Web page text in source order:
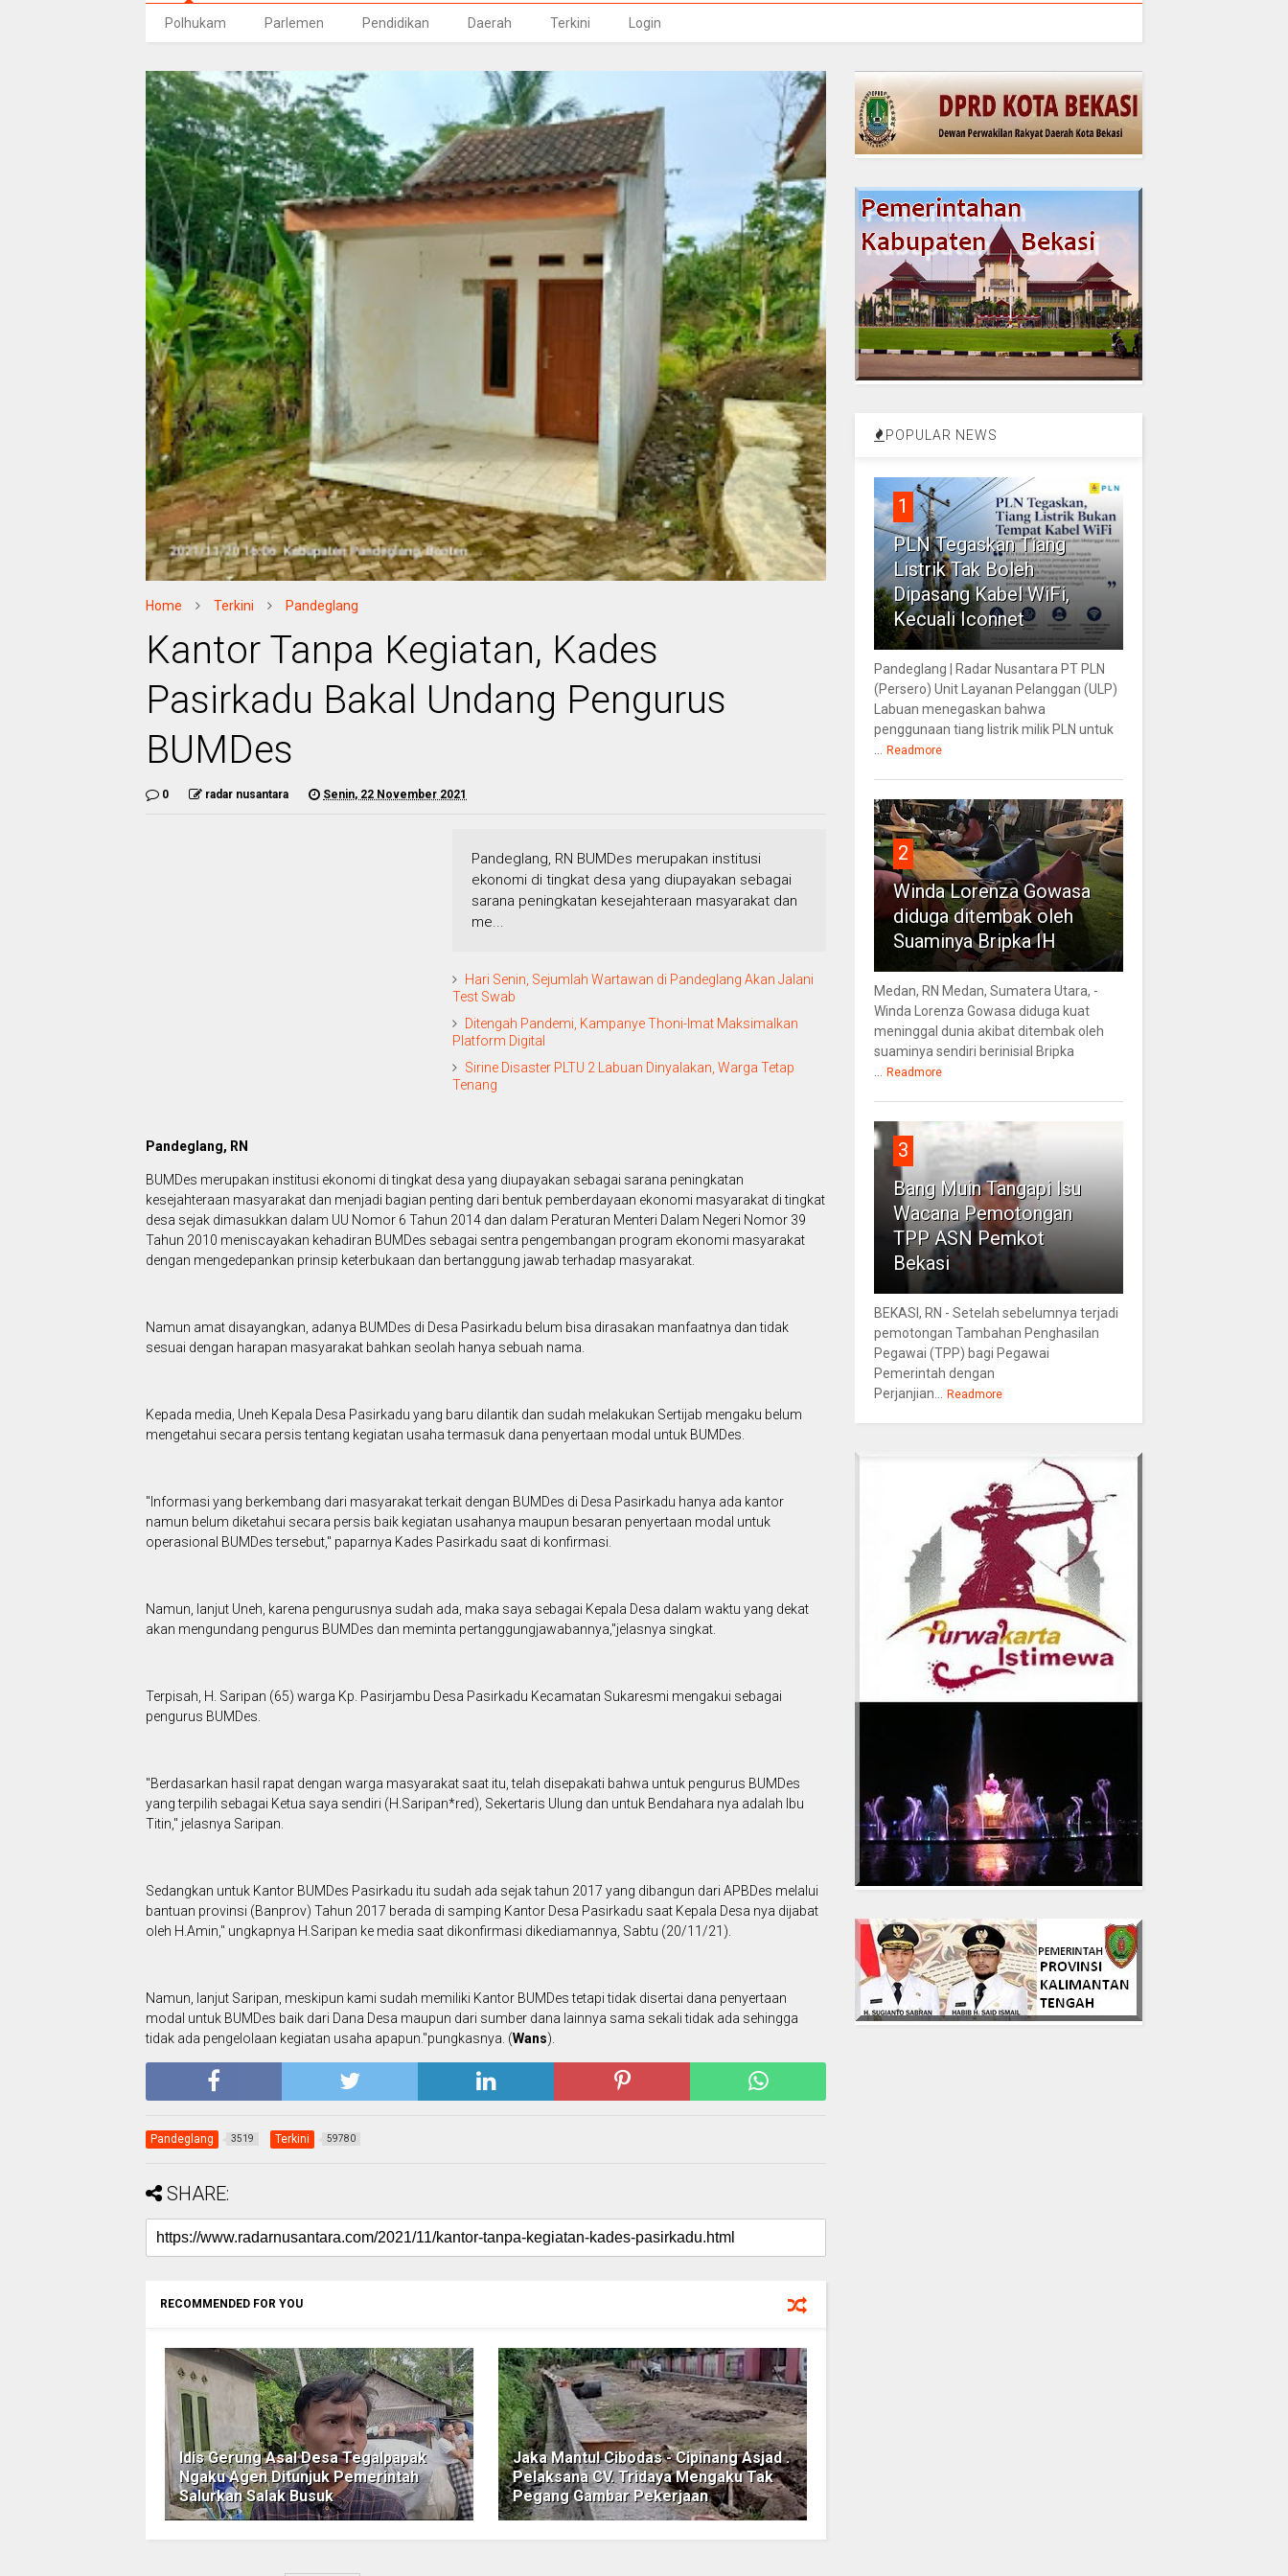
Polhukam Parlemen Pendidikan Daerah Terkini Login
Home Terkini Pandeglang
Kantor Tanpa Kegiatan, Kades
Pasirkadu Bakal Undang Pengurus
BUMDes
0 radar nusantara Senin, 22 November 2021
Pandeglang, RN BUMDes merupakan institusi
ekonomi di tingkat desa yang diupayakan sebagai
sarana peningkatan kesejahteraan masyarakat dan
me...
Hari Senin, Sejumlah Wartawan di Pandeglang Akan Jalani
Test Swab
Ditengah Pandemi, Kampanye Thoni-Imat Maksimalkan
Platform Digital
Sirine Disaster PLTU 2 Labuan Dinyalakan, Warga Tetap
Tenang
Pandeglang, RN
BUMDes merupakan institusi ekonomi di tingkat desa yang diupayakan sebagai sarana peningkatan
kesejahteraan masyarakat dan menjadi bagian penting dari bentuk pemberdayaan ekonomi masyarakat di tingkat
desa sejak dimasukkan dalam UU Nomor 6 Tahun 2014 dan dalam Peraturan Menteri Dalam Negeri Nomor 39
Tahun 2010 meniscayakan kehadiran BUMDes sebagai sentra pengembangan program ekonomi masyarakat
dengan mengedepankan prinsip keterbukaan dan bertanggung jawab terhadap masyarakat.
Namun amat disayangkan, adanya BUMDes di Desa Pasirkadu belum bisa dirasakan manfaatnya dan tidak
sesuai dengan harapan masyarakat bahkan seolah hanya sebuah nama.
Kepada media, Uneh Kepala Desa Pasirkadu yang baru dilantik dan sudah melakukan Sertijab mengaku belum
mengetahui secara persis tentang kegiatan usaha termasuk dana penyertaan modal untuk BUMDes.
"Informasi yang berkembang dari masyarakat terkait dengan BUMDes di Desa Pasirkadu hanya ada kantor
namun belum diketahui secara persis baik kegiatan usahanya maupun besaran penyertaan modal untuk
operasional BUMDes tersebut," paparnya Kades Pasirkadu saat di konfirmasi.
Namun, lanjut Uneh, karena pengurusnya sudah ada, maka saya sebagai Kepala Desa dalam waktu yang dekat
akan mengundang pengurus BUMDes dan meminta pertanggungjawabannya,"jelasnya singkat.
Terpisah, H. Saripan (65) warga Kp. Pasirjambu Desa Pasirkadu Kecamatan Sukaresmi mengakui sebagai
pengurus BUMDes.
"Berdasarkan hasil rapat dengan warga masyarakat saat itu, telah disepakati bahwa untuk pengurus BUMDes
yang terpilih sebagai Ketua saya sendiri (H.Saripan*red), Sekertaris Ulung dan untuk Bendahara nya adalah Ibu
Titin," jelasnya Saripan.
Sedangkan untuk Kantor BUMDes Pasirkadu itu sudah ada sejak tahun 2017 yang dibangun dari APBDes melalui
bantuan provinsi (Banprov) Tahun 2017 berada di samping Kantor Desa Pasirkadu saat Kepala Desa nya dijabat
oleh H.Amin," ungkapnya H.Saripan ke media saat dikonfirmasi dikediamannya, Sabtu (20/11/21).
Namun, lanjut Saripan, meskipun kami sudah memiliki Kantor BUMDes tetapi tidak disertai dana penyertaan
modal untuk BUMDes baik dari Dana Desa maupun dari sumber dana lainnya sama sekali tidak ada sehingga
tidak ada pengelolaan kegiatan usaha apapun."pungkasnya. (Wans).
Pandeglang 3519 Terkini 59780
SHARE:
RECOMMENDED FOR YOU
Idis Gerung Asal Desa Tegalpapak
Ngaku Agen Ditunjuk Pemerintah
Salurkan Salak Busuk
Jaka Mantul Cibodas - Cipinang Asjad .
Pelaksana CV. Tridaya Mengaku Tak
Pegang Gambar Pekerjaan
POPULAR NEWS
1
PLN Tegaskan Tiang
Listrik Tak Boleh
Dipasang Kabel WiFi,
Kecuali Iconnet
Pandeglang | Radar Nusantara PT PLN
(Persero) Unit Layanan Pelanggan (ULP)
Labuan menegaskan bahwa
penggunaan tiang listrik milik PLN untuk
Readmore
2
Winda Lorenza Gowasa
diduga ditembak oleh
Suaminya Bripka IH
Medan, RN Medan, Sumatera Utara, -
Winda Lorenza Gowasa diduga kuat
meninggal dunia akibat ditembak oleh
suaminya sendiri berinisial Bripka
Readmore
3
Bang Muin Tangapi Isu
Wacana Pemotongan
TPP ASN Pemkot
Bekasi
BEKASI, RN - Setelah sebelumnya terjadi
pemotongan Tambahan Penghasilan
Pegawai (TPP) bagi Pegawai
Pemerintah dengan
Perjanjian...
Readmore